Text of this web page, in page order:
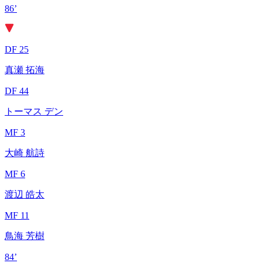
86’
DF 25
真瀬 拓海
DF 44
トーマス デン
MF 3
大崎 航詩
MF 6
渡辺 皓太
MF 11
鳥海 芳樹
84’